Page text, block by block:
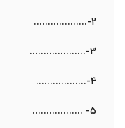
۲-...................
۳-....................
۴-..................
۵- ..................